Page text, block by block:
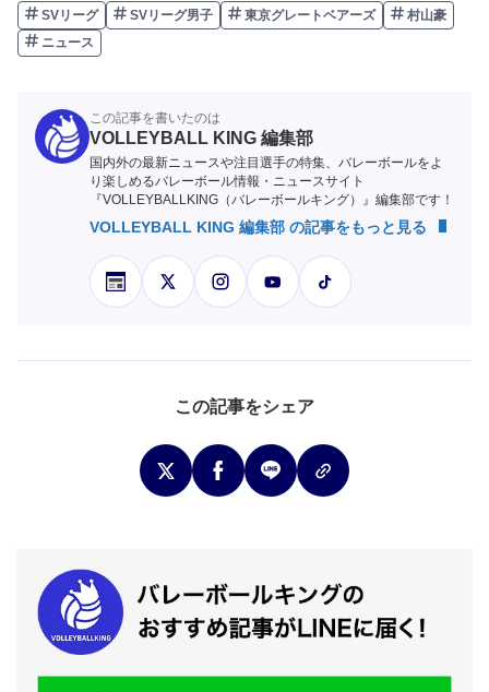
SVリーグ SVリーグ男子 東京グレートベアーズ
村山豪
ニュース
この記事を書いたのは
VOLLEYBALL KING 編集部
国内外の最新ニュースや注目選手の特集、バレーボールをよ
り楽しめるバレーボール情報・ニュースサイト
『VOLLEYBALLKING（バレーボールキング）』編集部です！
VOLLEYBALL KING 編集部 の記事をもっと見る
この記事をシェア